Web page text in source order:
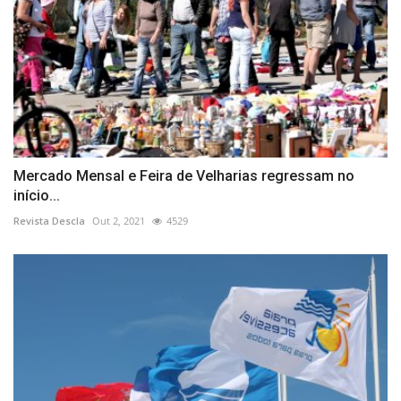
Mercado Mensal e Feira de Velharias regressam no
início...
Revista Descla Out 2, 2021 4529